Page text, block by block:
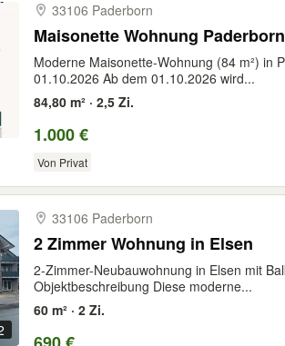
33106 Paderborn
Maisonette Wohnung
Moderne Maisonette-Wohnung (84 m²) in
01.10.2026 Ab dem 01.10.2026 wird...
84,80 m² · 2,5 Zi.
1.000 €
Von Privat
33106 Paderborn
2 Zimmer Wohnung in Elsen
2-Zimmer-Neubauwohnung in Elsen mit
Objektbeschreibung Diese moderne...
60 m² · 2 Zi.